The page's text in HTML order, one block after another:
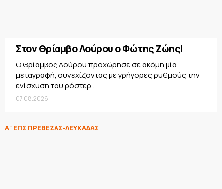
Στον Θρίαμβο Λούρου ο Φώτης Ζώης!
Ο Θρίαμβος Λούρου προχώρησε σε ακόμη μία
μεταγραφή, συνεχίζοντας με γρήγορες ρυθμούς την
ενίσχυση του ρόστερ...
07.08.2026
Α΄ΕΠΣ ΠΡΕΒΕΖΑΣ-ΛΕΥΚΑΔΑΣ